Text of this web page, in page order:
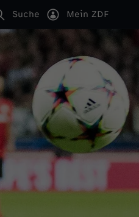
Suche Mein ZDF